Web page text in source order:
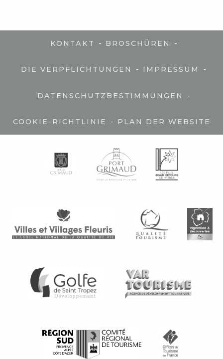
KONTAKT - BROSCHÜREN -
DIE VERPFLICHTUNGEN - IMPRESSUM -
DATENSCHUTZBESTIMMUNGEN -
COOKIE-RICHTLINIE - PLAN DER WEBSITE